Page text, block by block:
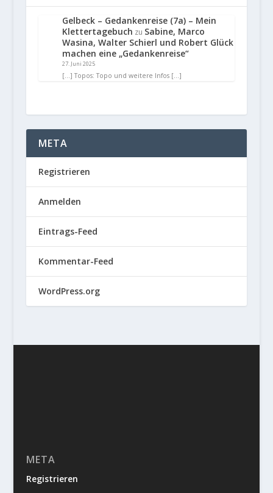
Gelbeck – Gedankenreise (7a) – Mein
Klettertagebuch zu Sabine, Marco
Wasina, Walter Schierl und Robert Glück
machen eine „Gedankenreise“
27. Juni 2025
[…] Topos: Topo und weitere Infos […]
META
Registrieren
Anmelden
Eintrags-Feed
Kommentar-Feed
WordPress.org
META
Registrieren